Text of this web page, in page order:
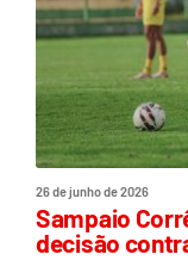
26 de junho de 2026
Sampaio
decisão